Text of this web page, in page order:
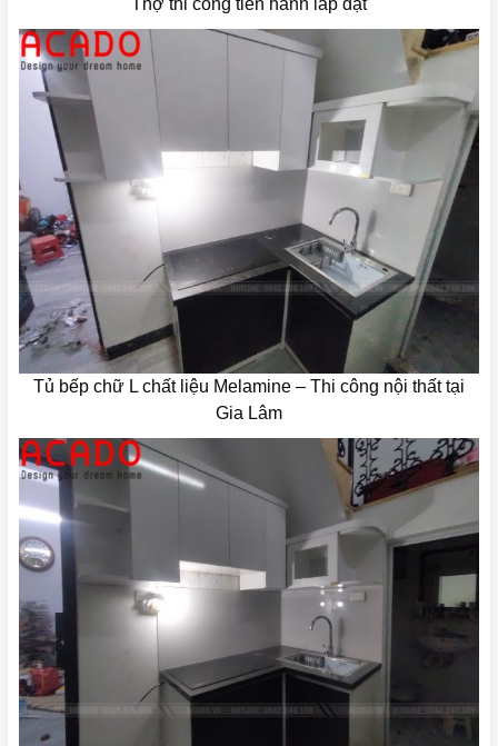
Tủ bếp chữ L chất liệu Melamine – Thi công nội thất tại
Gia Lâm